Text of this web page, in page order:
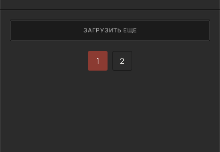
ЗАГРУЗИТЬ ЕЩЕ
1 2